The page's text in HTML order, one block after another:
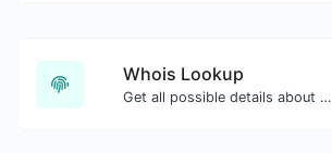
Whois Lookup
Get all possible details about a domain name.